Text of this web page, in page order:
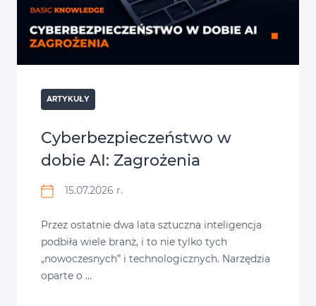
ARTYKUŁY
Cyberbezpieczeństwo w
dobie AI: Zagrożenia
15.07.2026 r.
Przez ostatnie dwa lata sztuczna inteligencja
podbiła wiele branż, i to nie tylko tych
„nowoczesnych” i technologicznych. Narzędzia
oparte o …